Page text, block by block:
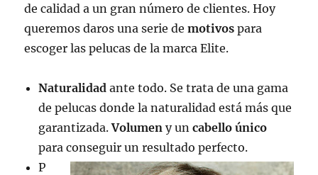
de calidad a un gran número de clientes. Hoy
queremos daros una serie demotivos para
escoger las pelucas de la marca Elite.
Naturalidad ante todo. Se trata de una gama
de pelucas donde la naturalidad está más que
garantizada.Volumen y un cabello único
para conseguir un resultado perfecto.
P